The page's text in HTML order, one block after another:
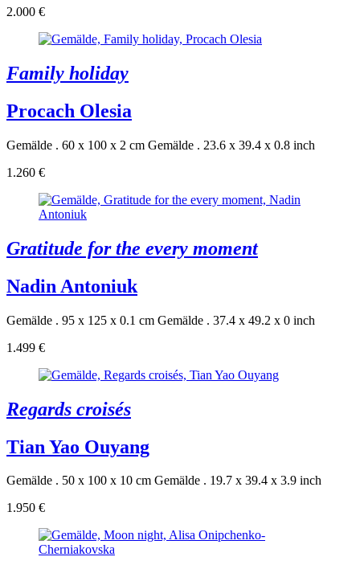
2.000 €
Family holiday
Procach Olesia
Gemälde . 60 x 100 x 2 cm Gemälde . 23.6 x 39.4 x 0.8 inch
1.260 €
Gratitude for the every moment
Nadin Antoniuk
Gemälde . 95 x 125 x 0.1 cm Gemälde . 37.4 x 49.2 x 0 inch
1.499 €
Regards croisés
Tian Yao Ouyang
Gemälde . 50 x 100 x 10 cm Gemälde . 19.7 x 39.4 x 3.9 inch
1.950 €